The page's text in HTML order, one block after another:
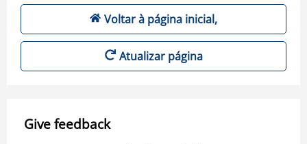
Voltar à página inicial,
Atualizar página
Give feedback